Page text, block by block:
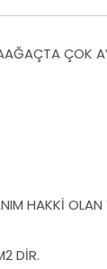
ÇOK
HAKKİ OLAN
DİR.